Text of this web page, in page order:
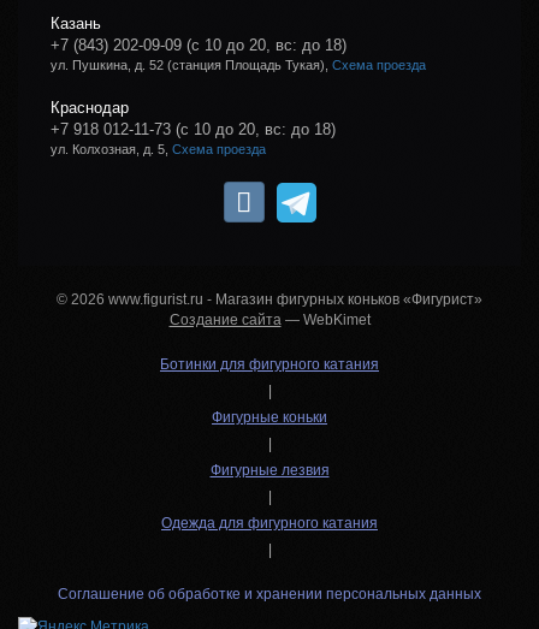
Казань
+7 (843) 202-09-09 (с 10 до 20, вс: до 18)
ул. Пушкина, д. 52 (станция Площадь Тукая), Схема проезда
Краснодар
+7 918 012-11-73 (с 10 до 20, вс: до 18)
ул. Колхозная, д. 5, Схема проезда
© 2026 www.figurist.ru - Магазин фигурных коньков «Фигурист»
Создание сайта — WebKimet
Ботинки для фигурного катания
|
Фигурные коньки
|
Фигурные лезвия
|
Одежда для фигурного катания
|
Соглашение об обработке и хранении персональных данных